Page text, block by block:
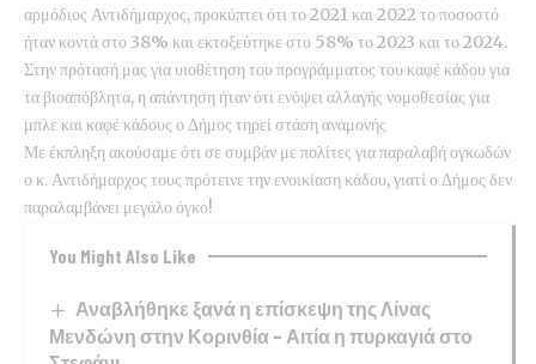
αρμόδιος Αντιδήμαρχος, προκύπτει ότι το 2021 και 2022 το ποσοστό
ήταν κοντά στο 38% και εκτοξεύτηκε στο 58% το 2023 και το 2024.
Στην πρότασή μας για υιοθέτηση του προγράμματος του καφέ κάδου για
τα βιοαπόβλητα, η απάντηση ήταν ότι ενόψει αλλαγής νομοθεσίας για
μπλε και καφέ κάδους ο Δήμος τηρεί στάση αναμονής
Με έκπληξη ακούσαμε ότι σε συμβάν με πολίτες για παραλαβή ογκωδών
ο κ. Αντιδήμαρχος τους πρότεινε την ενοικίαση κάδου, γιατί ο Δήμος δεν
παραλαμβάνει μεγάλο όγκο!
You Might Also Like
Αναβλήθηκε ξανά η επίσκεψη της Λίνας
Μενδώνη στην Κορινθία – Αιτία η πυρκαγιά στο